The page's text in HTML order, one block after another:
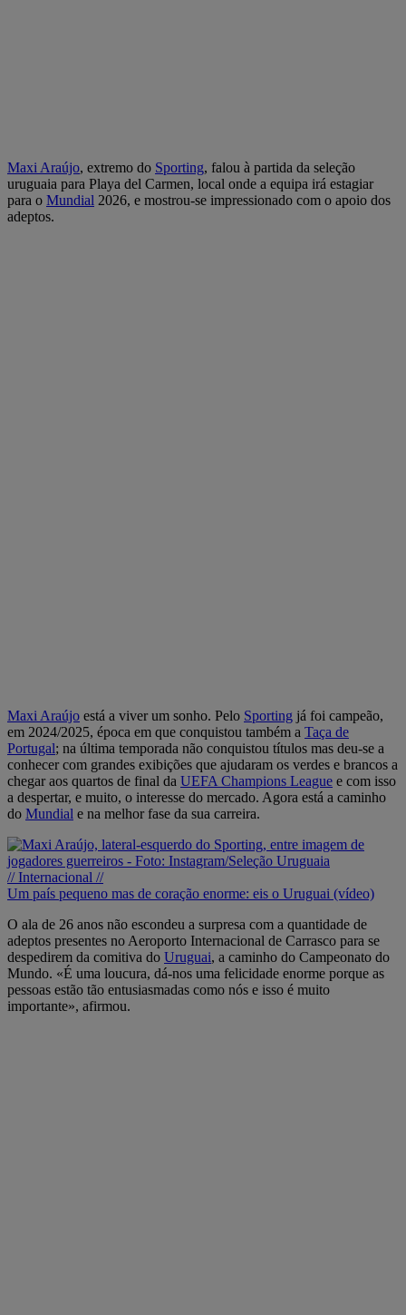
Maxi Araújo, extremo do Sporting, falou à partida da seleção
uruguaia para Playa del Carmen, local onde a equipa irá estagiar
para o Mundial 2026, e mostrou-se impressionado com o apoio dos
adeptos.
Maxi Araújo está a viver um sonho. Pelo Sporting já foi campeão,
em 2024/2025, época em que conquistou também a Taça de
Portugal; na última temporada não conquistou títulos mas deu-se a
conhecer com grandes exibições que ajudaram os verdes e brancos a
chegar aos quartos de final da UEFA Champions League e com isso
a despertar, e muito, o interesse do mercado. Agora está a caminho
do Mundial e na melhor fase da sua carreira.
// Internacional //
Um país pequeno mas de coração enorme: eis o Uruguai (vídeo)
O ala de 26 anos não escondeu a surpresa com a quantidade de
adeptos presentes no Aeroporto Internacional de Carrasco para se
despedirem da comitiva do Uruguai, a caminho do Campeonato do
Mundo. «É uma loucura, dá-nos uma felicidade enorme porque as
pessoas estão tão entusiasmadas como nós e isso é muito
importante», afirmou.